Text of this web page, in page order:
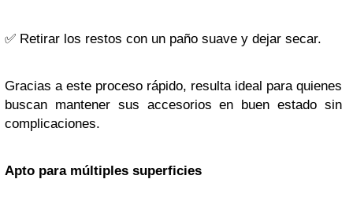
✅ Retirar los restos con un paño suave y dejar secar.
Gracias a este proceso rápido, resulta ideal para quienes
buscan mantener sus accesorios en buen estado sin
complicaciones.
Apto para múltiples superficies